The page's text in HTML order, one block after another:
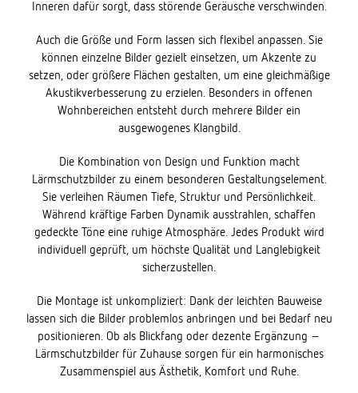
Inneren dafür sorgt, dass störende Geräusche verschwinden.
Auch die Größe und Form lassen sich flexibel anpassen. Sie
können einzelne Bilder gezielt einsetzen, um Akzente zu
setzen, oder größere Flächen gestalten, um eine gleichmäßige
Akustikverbesserung zu erzielen. Besonders in offenen
Wohnbereichen entsteht durch mehrere Bilder ein
ausgewogenes Klangbild.
Die Kombination von Design und Funktion macht
Lärmschutzbilder zu einem besonderen Gestaltungselement.
Sie verleihen Räumen Tiefe, Struktur und Persönlichkeit.
Während kräftige Farben Dynamik ausstrahlen, schaffen
gedeckte Töne eine ruhige Atmosphäre. Jedes Produkt wird
individuell geprüft, um höchste Qualität und Langlebigkeit
sicherzustellen.
Die Montage ist unkompliziert: Dank der leichten Bauweise
lassen sich die Bilder problemlos anbringen und bei Bedarf neu
positionieren. Ob als Blickfang oder dezente Ergänzung –
Lärmschutzbilder für Zuhause sorgen für ein harmonisches
Zusammenspiel aus Ästhetik, Komfort und Ruhe.